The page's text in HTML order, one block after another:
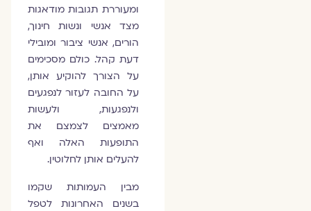
ומעוררת תגובות מודאגות
מצד אנשי ונשות חינוך,
הורים, אנשי ציבור ומובילי
דעת קהל. כולם מסכימים
על הצורך להוקיע אותן,
על החובה לעזור לנפגעים
ולנפגעות, ולעשות
מאמצים לצמצם את
התופעות האלה ואף
להעלים אותן לחלוטין.
מבין העמותות שקמו
בשנים האחרונות לטפל